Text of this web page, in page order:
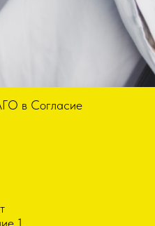
в Согласие
1,